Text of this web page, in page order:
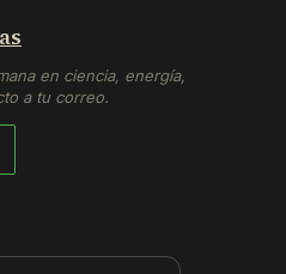
en ciencia, energía,
a tu correo.